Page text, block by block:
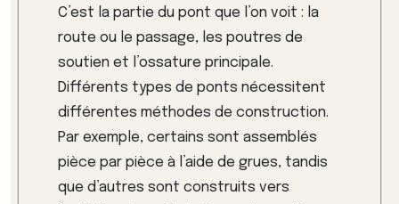
C’est la partie du pont que l’on voit : la
route ou le passage, les poutres de
soutien et l’ossature principale.
Différents types de ponts nécessitent
différentes méthodes de construction.
Par exemple, certains sont assemblés
pièce par pièce à l’aide de grues, tandis
que d’autres sont construits vers